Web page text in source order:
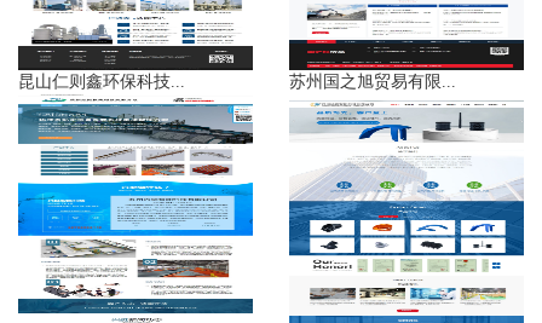
昆山仁则鑫环保科技... 苏州国之旭贸易有限...